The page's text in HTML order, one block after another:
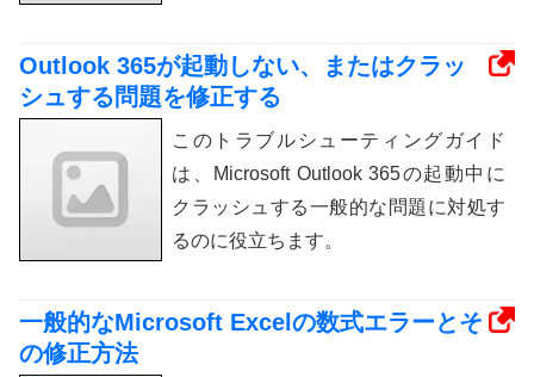
Outlook 365が起動しない、またはクラッ
シュする問題を修正する
このトラブルシューティングガイド
は、Microsoft Outlook 365の起動中に
クラッシュする一般的な問題に対処す
るのに役立ちます。
一般的なMicrosoft Excelの数式エラーとそ
の修正方法